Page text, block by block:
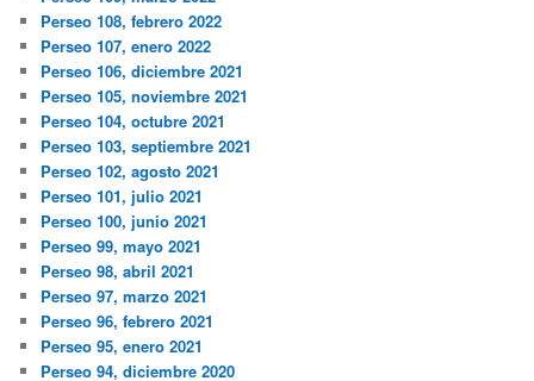
Perseo 108, febrero 2022
Perseo 107, enero 2022
Perseo 106, diciembre 2021
Perseo 105, noviembre 2021
Perseo 104, octubre 2021
Perseo 103, septiembre 2021
Perseo 102, agosto 2021
Perseo 101, julio 2021
Perseo 100, junio 2021
Perseo 99, mayo 2021
Perseo 98, abril 2021
Perseo 97, marzo 2021
Perseo 96, febrero 2021
Perseo 95, enero 2021
Perseo 94, diciembre 2020